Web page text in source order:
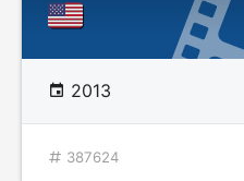
2013
387624